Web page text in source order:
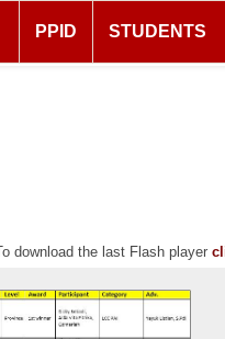
PPID STUDENTS
download the last Flash player